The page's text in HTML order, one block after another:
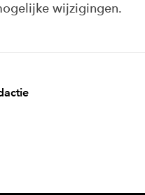
wijzigingen.